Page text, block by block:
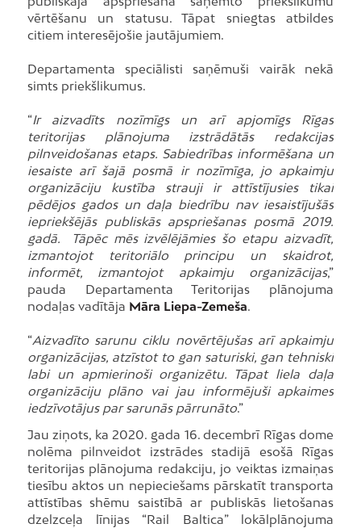
vērtēšanu un statusu. Tāpat sniegtas atbildes
citiem interesējošie jautājumiem.
Departamenta speciālisti saņēmuši vairāk nekā
simts priekšlikumus.
“Ir aizvadīts nozīmīgs un arī apjomīgs Rīgas
teritorijas plānojuma izstrādātās redakcijas
pilnveidošanas etaps. Sabiedrības informēšana un
iesaiste arī šajā posmā ir nozīmīga, jo apkaimju
organizāciju kustība strauji ir attīstījusies tikai
pēdējos gados un daļa biedrību nav iesaistījušās
iepriekšējās publiskās apspriešanas posmā 2019.
gadā. Tāpēc mēs izvēlējāmies šo etapu aizvadīt,
izmantojot teritoriālo principu un skaidrot,
informēt, izmantojot apkaimju organizācijas,”
pauda Departamenta Teritorijas plānojuma
nodaļas vadītāja Māra Liepa-Zemeša.
“Aizvadīto sarunu ciklu novērtējušas arī apkaimju
organizācijas, atzīstot to gan saturiski, gan tehniski
labi un apmierinoši organizētu. Tāpat liela daļa
organizāciju plāno vai jau informējuši apkaimes
iedzīvotājus par sarunās pārrunāto.”
Jau ziņots, ka 2020. gada 16. decembrī Rīgas dome
nolēma pilnveidot izstrādes stadijā esošā Rīgas
teritorijas plānojuma redakciju, jo veiktas izmaiņas
tiesību aktos un nepieciešams pārskatīt transporta
attīstības shēmu saistībā ar publiskās lietošanas
dzelzceļa līnijas “Rail Baltica” lokālplānojuma